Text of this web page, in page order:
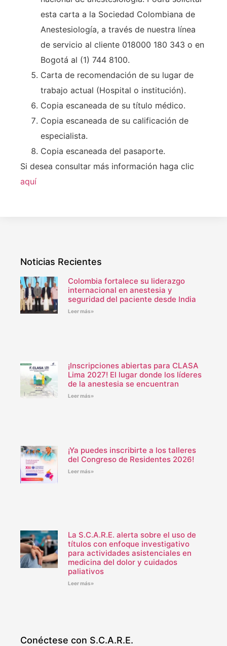
esta carta a la Sociedad Colombiana de
Anestesiología, a través de nuestra línea
de servicio al cliente 018000 180 343 o en
Bogotá al (1) 744 8100.
Carta de recomendación de su lugar de
trabajo actual (Hospital o institución).
Copia escaneada de su título médico.
Copia escaneada de su calificación de
especialista.
Copia escaneada del pasaporte.
Si desea consultar más información haga clic
aquí
Noticias Recientes
Colombia fortalece su liderazgo
internacional en anestesia y
seguridad del paciente desde India
Leer más»
¡Inscripciones abiertas para CLASA
Lima 2027! El lugar donde los líderes
de la anestesia se encuentran
Leer más»
¡Ya puedes inscribirte a los talleres
del Congreso de Residentes 2026!
Leer más»
La S.C.A.R.E. alerta sobre el uso de
títulos con enfoque investigativo
para actividades asistenciales en
medicina del dolor y cuidados
paliativos
Leer más»
Conéctese con S.C.A.R.E.